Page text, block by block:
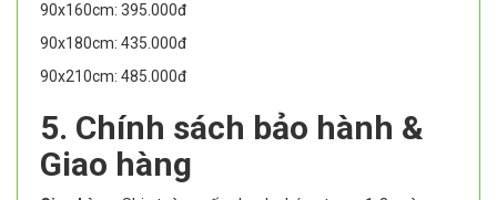
90x160cm: 395.000đ
90x180cm: 435.000đ
90x210cm: 485.000đ
5. Chính sách bảo hành &
Giao hàng